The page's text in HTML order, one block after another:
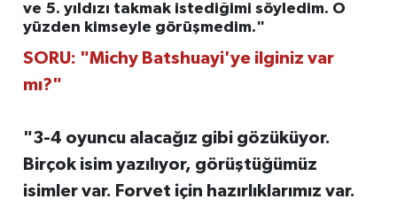
ve 5. yıldızı takmak istediğimi söyledim. O
yüzden kimseyle görüşmedim."
SORU: "Michy Batshuayi'ye ilginiz var
mı?"
"3-4 oyuncu alacağız gibi gözüküyor.
Birçok isim yazılıyor, görüştüğümüz
isimler var. Forvet için hazırlıklarımız var.